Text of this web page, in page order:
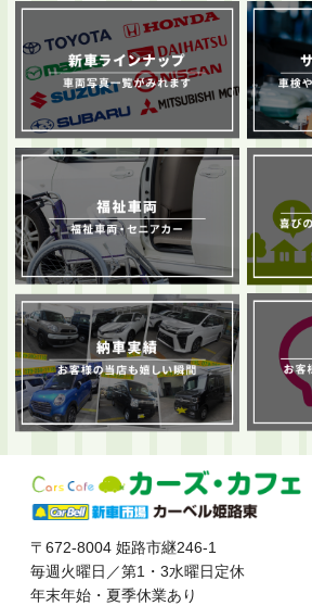
〒672-8004 姫路市継246-1
毎週火曜日／第1・3水曜日定休
年末年始・夏季休業あり